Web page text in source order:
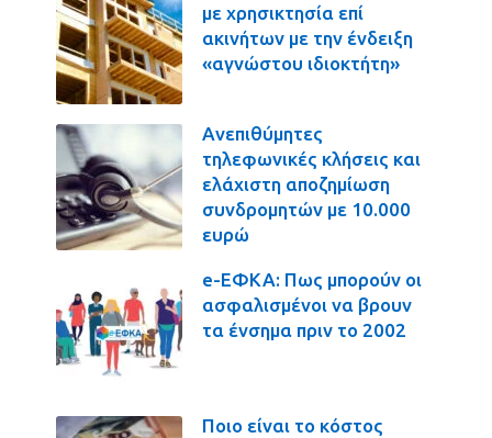
με χρησικτησία επί
ακινήτων με την ένδειξη
«αγνώστου ιδιοκτήτη»
Ανεπιθύμητες
τηλεφωνικές κλήσεις και
ελάχιστη αποζημίωση
συνδρομητών με 10.000
ευρώ
e-ΕΦΚΑ: Πως μπορούν οι
ασφαλισμένοι να βρουν
τα ένσημα πριν το 2002
Ποιο είναι το κόστος